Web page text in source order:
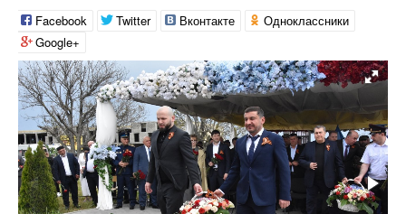
Facebook Twitter Вконтакте
Одноклассники
Google+